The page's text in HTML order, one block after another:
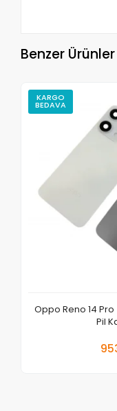
Benzer Ürünler
KARGO
BEDAVA
Oppo Reno 14
Pil